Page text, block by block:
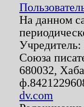
На данном
Союза
680032,
dv.com